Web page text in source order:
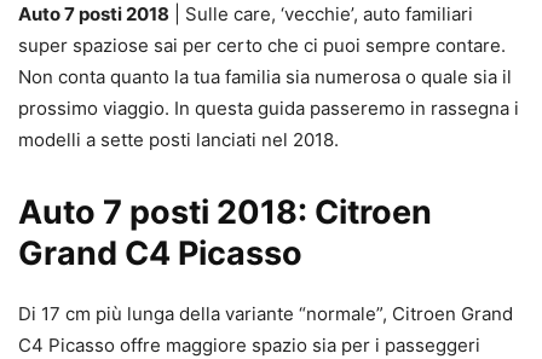
Auto 7 posti 2018 | Sulle care, ‘vecchie’, auto familiari
super spaziose sai per certo che ci puoi sempre contare.
Non conta quanto la tua familia sia numerosa o quale sia il
prossimo viaggio. In questa guida passeremo in rassegna i
modelli a sette posti lanciati nel 2018.
Auto 7 posti 2018: Citroen
Grand C4 Picasso
Di 17 cm più lunga della variante “normale”, Citroen Grand
C4 Picasso offre maggiore spazio sia per i passeggeri